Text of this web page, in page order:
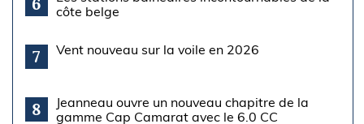
côte belge
7 Vent nouveau sur la voile en 2026
8
Jeanneau ouvre un nouveau chapitre de la
gamme Cap Camarat avec le 6.0 CC